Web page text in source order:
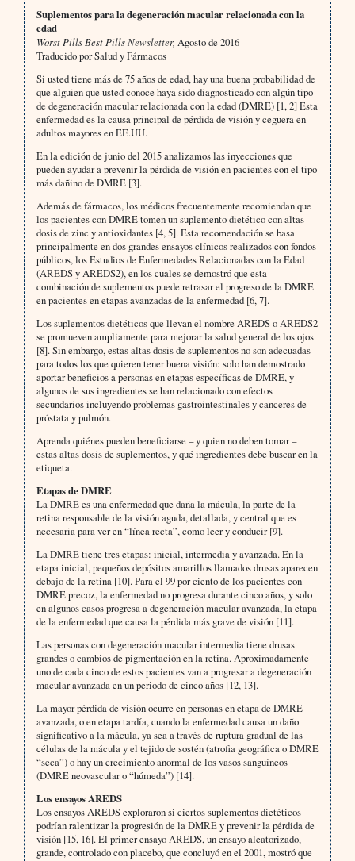
Suplementos para la degeneración macular relacionada con la
edad
Worst Pills Best Pills Newsletter, Agosto de 2016
Traducido por Salud y Fármacos
Si usted tiene más de 75 años de edad, hay una buena probabilidad de
que alguien que usted conoce haya sido diagnosticado con algún tipo
de degeneración macular relacionada con la edad (DMRE) [1, 2] Esta
enfermedad es la causa principal de pérdida de visión y ceguera en
adultos mayores en EE.UU.
En la edición de junio del 2015 analizamos las inyecciones que
pueden ayudar a prevenir la pérdida de visión en pacientes con el tipo
más dañino de DMRE [3].
Además de fármacos, los médicos frecuentemente recomiendan que
los pacientes con DMRE tomen un suplemento dietético con altas
dosis de zinc y antioxidantes [4, 5]. Esta recomendación se basa
principalmente en dos grandes ensayos clínicos realizados con fondos
públicos, los Estudios de Enfermedades Relacionadas con la Edad
(AREDS y AREDS2), en los cuales se demostró que esta
combinación de suplementos puede retrasar el progreso de la DMRE
en pacientes en etapas avanzadas de la enfermedad [6, 7].
Los suplementos dietéticos que llevan el nombre AREDS o AREDS2
se promueven ampliamente para mejorar la salud general de los ojos
[8]. Sin embargo, estas altas dosis de suplementos no son adecuadas
para todos los que quieren tener buena visión: solo han demostrado
aportar beneficios a personas en etapas específicas de DMRE, y
algunos de sus ingredientes se han relacionado con efectos
secundarios incluyendo problemas gastrointestinales y canceres de
próstata y pulmón.
Aprenda quiénes pueden beneficiarse – y quien no deben tomar –
estas altas dosis de suplementos, y qué ingredientes debe buscar en la
etiqueta.
Etapas de DMRE
La DMRE es una enfermedad que daña la mácula, la parte de la
retina responsable de la visión aguda, detallada, y central que es
necesaria para ver en “línea recta”, como leer y conducir [9].
La DMRE tiene tres etapas: inicial, intermedia y avanzada. En la
etapa inicial, pequeños depósitos amarillos llamados drusas aparecen
debajo de la retina [10]. Para el 99 por ciento de los pacientes con
DMRE precoz, la enfermedad no progresa durante cinco años, y solo
en algunos casos progresa a degeneración macular avanzada, la etapa
de la enfermedad que causa la pérdida más grave de visión [11].
Las personas con degeneración macular intermedia tiene drusas
grandes o cambios de pigmentación en la retina. Aproximadamente
uno de cada cinco de estos pacientes van a progresar a degeneración
macular avanzada en un periodo de cinco años [12, 13].
La mayor pérdida de visión ocurre en personas en etapa de DMRE
avanzada, o en etapa tardía, cuando la enfermedad causa un daño
significativo a la mácula, ya sea a través de ruptura gradual de las
células de la mácula y el tejido de sostén (atrofia geográfica o DMRE
“seca”) o hay un crecimiento anormal de los vasos sanguíneos
(DMRE neovascular o “húmeda”) [14].
Los ensayos AREDS
Los ensayos AREDS exploraron si ciertos suplementos dietéticos
podrían ralentizar la progresión de la DMRE y prevenir la pérdida de
visión [15, 16]. El primer ensayo AREDS, un ensayo aleatorizado,
grande, controlado con placebo, que concluyó en el 2001, mostró que